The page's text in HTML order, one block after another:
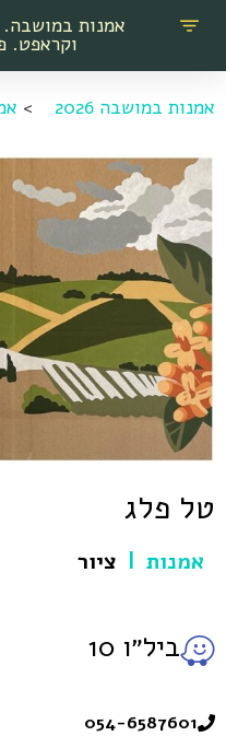
אמנות במושבה.
וקראפט.
אמנות במושבה 2026 >
טל פלג
אמנות | ציור
ביל״ו 10
054-6587601